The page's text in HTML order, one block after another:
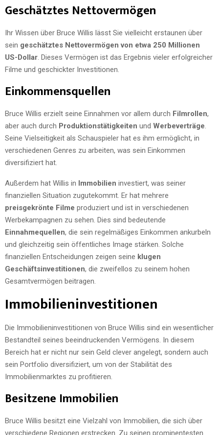
Geschätztes Nettovermögen
Ihr Wissen über Bruce Willis lässt Sie vielleicht erstaunen über
sein geschätztes Nettovermögen von etwa 250 Millionen
US-Dollar . Dieses Vermögen ist das Ergebnis vieler erfolgreicher
Filme und geschickter Investitionen.
Einkommensquellen
Bruce Willis erzielt seine Einnahmen vor allem durch Filmrollen,
aber auch durch Produktionstätigkeiten und Werbeverträge
Seine Vielseitigkeit als Schauspieler hat es ihm ermöglicht, in
verschiedenen Genres zu arbeiten, was sein Einkommen
diversifiziert hat.
Außerdem hat Willis in Immobilien investiert, was seiner
finanziellen Situation zugutekommt. Er hat mehrere
preisgekrönte Filme produziert und ist in verschiedenen
Werbekampagnen zu sehen. Dies sind bedeutende
Einnahmequellen, die sein regelmäßiges Einkommen ankurbeln
und gleichzeitig sein öffentliches Image stärken. Solche
finanziellen Entscheidungen zeigen seine klugen
Geschäftsinvestitionen, die zweifellos zu seinem hohen
Gesamtvermögen beitragen.
Immobilieninvestitionen
Die Immobilieninvestitionen von Bruce Willis sind ein wesentlicher
Bestandteil seines beeindruckenden Vermögens. In diesem
Bereich hat er nicht nur sein Geld clever angelegt, sondern auch
sein Portfolio diversifiziert, um von der Stabilität des
Immobilienmarktes zu profitieren.
Besitzene Immobilien
Bruce Willis besitzt eine Vielzahl von Immobilien, die sich über
verschiedene Regionen erstrecken. Zu seinen prominentesten